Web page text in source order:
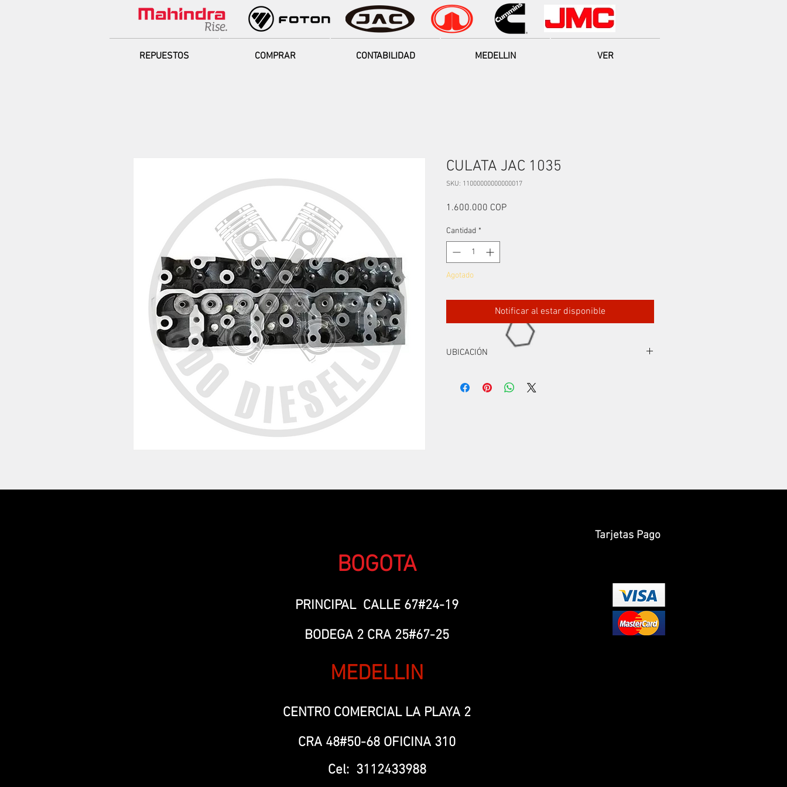
REPUESTOS COMPRAR CONTABILIDAD MEDELLIN VER
CULATA JAC 1035
SKU: 11000000000000017
1.600.000 COPPrecio
Cantidad *
Agotado
Notificar al estar disponible
UBICACIÓN
BOGOTA
PRINCIPAL CALLE 67#24-19
BODEGA 2 CRA 25#67-25
MEDELLIN
CENTRO COMERCIAL LA PLAYA 2
CRA 48#50-68 OFICINA 310
Cel: 3112433988
Tarjetas Pago